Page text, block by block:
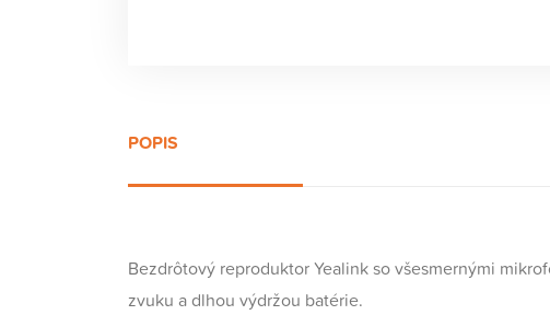
POPIS
Bezdrôtový reproduktor Yealink so všesmernými
zvuku a dlhou výdržou batérie.